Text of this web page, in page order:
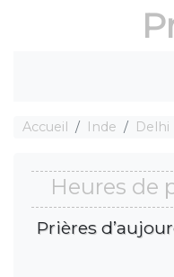
Accueil Inde Delhi
Heures de
Prières